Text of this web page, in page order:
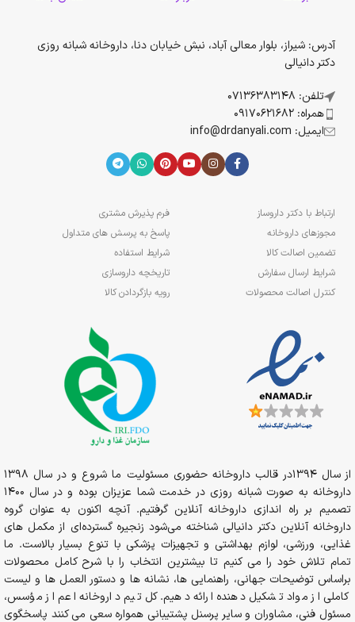
آدرس: شیراز، بلوار معالی آباد، نبش خیابان دنا، داروخانه شبانه روزی
دکتر دانیالی
تلفن: 07136383148
همراه: 09170621682
ایمیل: info@drdanyali.com
ارتباط با دکتر داروساز
مجوزهای داروخانه
تضمین اصالت کالا
شرایط ارسال سفارش
کنترل اصالت محصولات
فرم پذیرش مشتری
پاسخ به پرسش های متداول
شرایط استفاده
تاریخچه داروسازی
رویه بازگردادن کالا
از سال 1394در قالب داروخانه حضوری مسئولیت ما شروع و در سال 1398
داروخانه به صورت شبانه روزی در خدمت شما عزیزان بوده و در سال 1400
تصمیم بر راه اندازی داروخانه آنلاین گرفتیم. آنچه اکنون به عنوان گروه
داروخانه آنلاین دکتر دانیالی شناخته می‌شود زنجیره گسترده‌ای از مکمل های
غذایی، ورزشی، لوازم بهداشتی و تجهیزات پزشکی با تنوع بسیار بالاست. ما
تمام تلاش خود را می کنیم تا بیشترین انتخاب را با شرح کامل محصولات
براساس توضیحات جهانی، راهنمایی ها، نشانه ها و دستور العمل ها و لیست
کاملی از مواد تشکیل دهنده ارائه دهیم. کل تیم داروخانه اعم از مؤسس،
مسئول فنی، مشاوران و سایر پرسنل پشتیبانی همواره سعی می کنند پاسخگوی